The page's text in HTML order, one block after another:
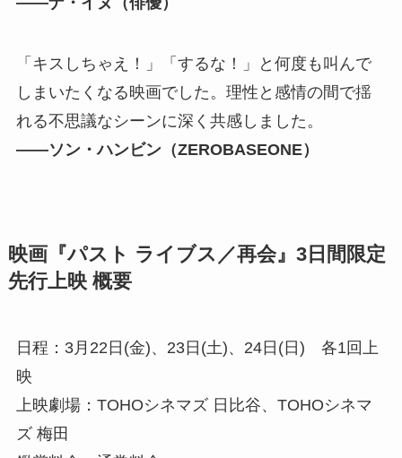
「キスしちゃえ！」「するな！」と何度も叫んで
しまいたくなる映画でした。理性と感情の間で揺
れる不思議なシーンに深く共感しました。
――ソン・ハンビン（ZEROBASEONE）
映画『パスト ライブス／再会』3日間限定
先行上映 概要
日程：3月22日(金)、23日(土)、24日(日) 各1回上
映
上映劇場：TOHOシネマズ 日比谷、TOHOシネマ
ズ 梅田